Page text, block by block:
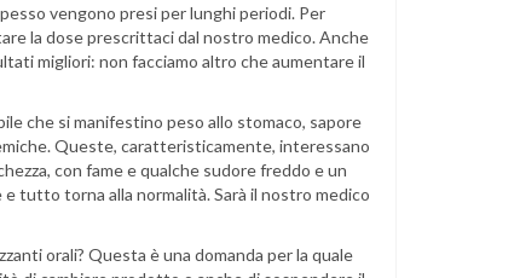
vengono presi per lunghi periodi. Per
la dose prescrittaci dal nostro medico. Anche
migliori: non facciamo altro che aumentare il
che si manifestino peso allo stomaco, sapore
Queste, caratteristicamente, interessano
con fame e qualche sudore freddo e un
e tutto torna alla normalità. Sarà il nostro medico
orali? Questa è una domanda per la quale